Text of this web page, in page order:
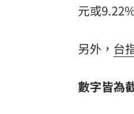
元或
另外， 台
數字皆為